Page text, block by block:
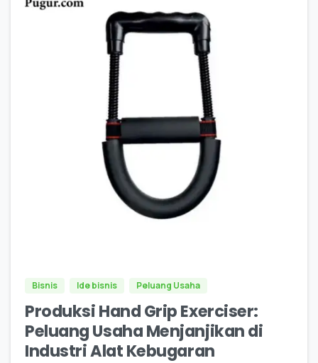
Bisnis Ide bisnis Peluang Usaha
Produksi Hand Grip Exerciser:
Peluang Usaha Menjanjikan di
Industri Alat Kebugaran